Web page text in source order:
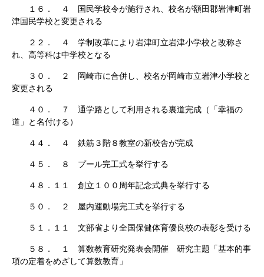
１６． ４ 国民学校令が施行され、校名が額田郡岩津町岩
津国民学校と変更される
２２． ４ 学制改革により岩津町立岩津小学校と改称さ
れ、高等科は中学校となる
３０． ２ 岡崎市に合併し、校名が岡崎市立岩津小学校と
変更される
４０． ７ 通学路として利用される裏道完成（「幸福の
道」と名付ける）
４４． ４ 鉄筋３階８教室の新校舎が完成
４５． ８ プール完工式を挙行する
４８．１１ 創立１００周年記念式典を挙行する
５０． ２ 屋内運動場完工式を挙行する
５１．１１ 文部省より全国保健体育優良校の表彰を受ける
５８． １ 算数教育研究発表会開催 研究主題「基本的事
項の定着をめざして算数教育」